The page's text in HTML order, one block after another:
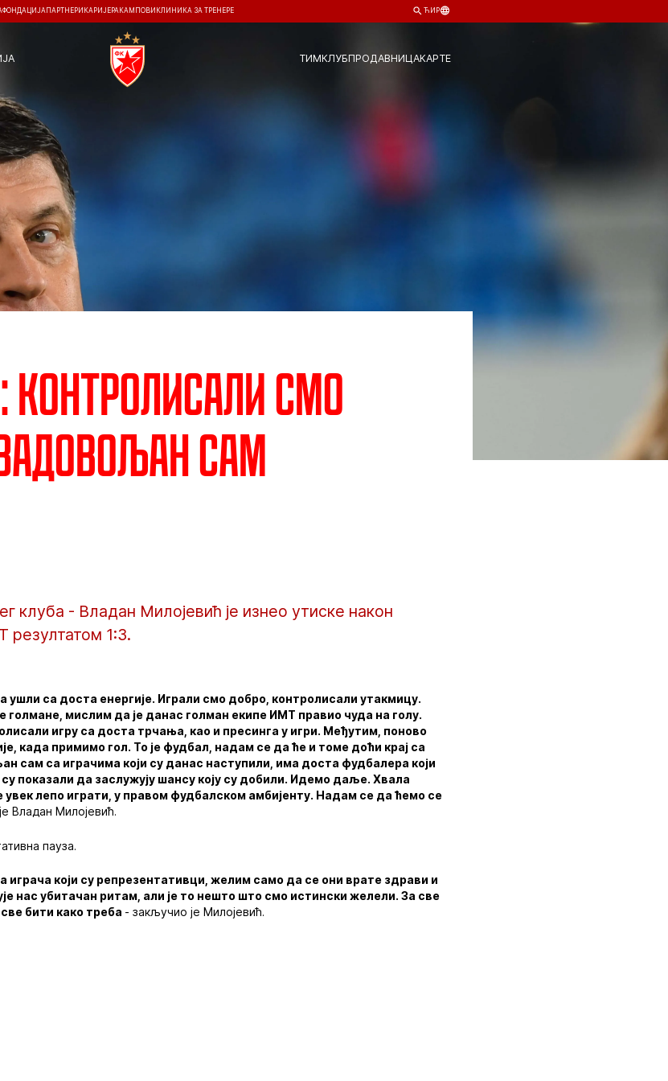
ФОНДАЦИЈА ПАРТНЕРИ КАРИЈЕРА КАМПОВИ КЛИНИКА ЗА ТРЕНЕРЕ ЋИР
ТИМКЛУБПРОДАВНИЦАКАРТЕ
смо
сам
клуба - Владан Милојевић је изнео утиске након
резултатом 1:3.
са доста енергије. Играли смо добро, контролисали утакмицу.
голмане, мислим да је данас голман екипе ИМТ правио чуда на голу.
игру са доста трчања, као и пресинга у игри. Међутим, поново
када примимо гол. То је фудбал, надам се да ће и томе доћи крај са
са играчима који су данас наступили, има доста фудбалера који
показали да заслужују шансу коју су добили. Идемо даље. Хвала
увек лепо играти, у правом фудбалском амбијенту. Надам се да ћемо се
Владан Милојевић.
пауза.
који су репрезентативци, желим само да се они врате здрави и
нас убитачан ритам, али је то нешто што смо истински желели. За све
бити како треба - закључио је Милојевић.